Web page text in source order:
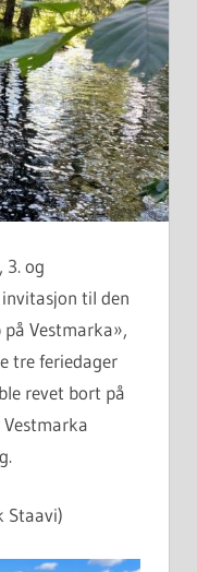
3. og
til den
Vestmarka»,
tre feriedager
revet bort på
Staavi)